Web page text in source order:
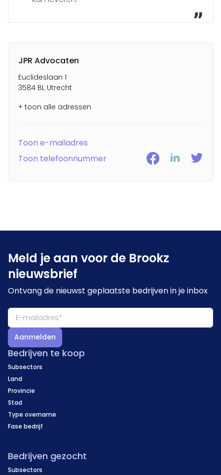
JPR Advocaten
Euclideslaan 1
3584 BL Utrecht
+ toon alle adressen
Toon e-mailadres
Toon telefoonnummer
Meld je aan voor de Brookz
nieuwsbrief
Ontvang de nieuwst geplaatste bedrijven in je inbox
Aanmelden
Bedrijven te koop
Subsectors
Land
Provincie
Stad
Type overname
Fase bedrijf
Bedrijven gezocht
Subsectors